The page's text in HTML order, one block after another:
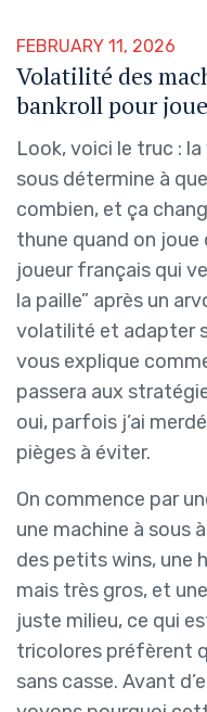
FEBRUARY 11, 2026
Volatilité des
bankroll pour
Look, voici le truc :
sous détermine à
combien, et ça
thune quand on joue
joueur français qui
la paille” après un
volatilité et adapter
vous explique
passera aux
oui, parfois j’ai
pièges à éviter.
On commence par
une machine à sous
des petits wins, une
mais très gros, et
juste milieu, ce qui
tricolores préfèrent
sans casse. Avant